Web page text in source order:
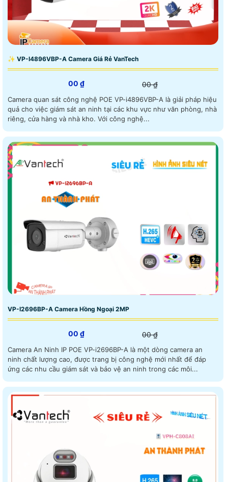
✨ VP-I4896VBP-A Camera Giá Rẻ VanTech
00 ₫ 00 ₫
Camera quan sát công nghệ POE VP-i4896VBP-A là giải pháp hiệu
quả cho việc giám sát an ninh tại các khu vực như văn phòng, nhà
riêng, cửa hàng và nhà kho. Với công nghệ...
VP-I2696BP-A Camera Hồng Ngoại 2MP
00 ₫ 00 ₫
Camera An Ninh IP POE VP-i2696BP-A là một dòng camera an
ninh chất lượng cao, được trang bị công nghệ mới nhất để đáp
ứng các nhu cầu giám sát và bảo vệ an ninh trong các môi...